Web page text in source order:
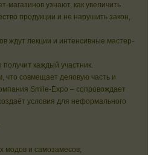
магазинов узнают, как увеличить
продукции и не нарушить закон,
ждут лекции и интенсивные мастер-
каждый участник.
что совмещает деловую часть и
Smile-Expo – сопровождает
условия для неформального
модов и самозамесов;